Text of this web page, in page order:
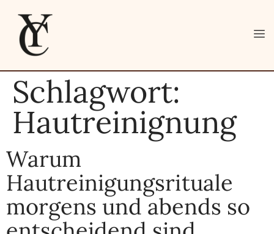
Schlagwort:
Hautreinignung
Warum
Hautreinigungsrituale
morgens und abends so